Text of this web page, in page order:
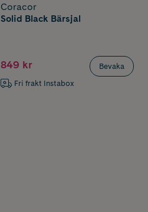
Coracor
Solid Black Bärsjal
849 kr
Fri frakt Instabox
Bevaka